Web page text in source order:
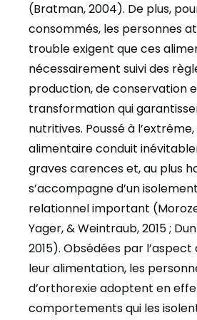
(Bratman, 2004). De plus,
consommés, les personnes
trouble exigent que ces
nécessairement suivi des
production, de conservation
transformation qui
nutritives. Poussé à
alimentaire conduit
graves carences et, au plus
s’accompagne d’un
relationnel important
Yager, & Weintraub, 2015 ;
2015). Obsédées par
leur alimentation, les
d’orthorexie adoptent en
comportements qui les